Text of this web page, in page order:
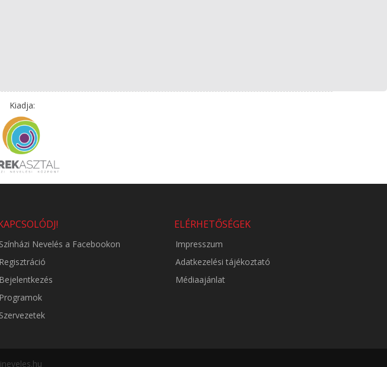
Kiadja:
Színházi Nevelés a Facebookon
Regisztráció
Bejelentkezés
Programok
Szervezetek
ELÉRHETŐSÉGEK
Impresszum
Adatkezelési tájékoztató
Médiaajánlat